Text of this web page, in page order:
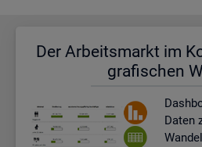
Der Ar­beits­markt im
gra­fi­schen
Daten